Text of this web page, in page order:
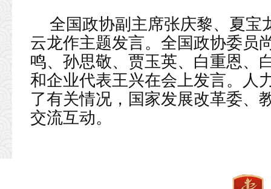
全国政协副主席张庆黎、夏宝
云龙作主题发言。全国政协委员
鸣、孙思敬、贾玉英、白重恩、
和企业代表王兴在会上发言。人
了有关情况，国家发展改革委、
交流互动。